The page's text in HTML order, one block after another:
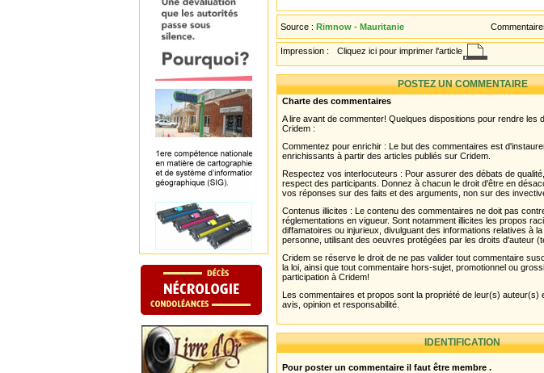
Source : Rimnow - Mauritanie
Impression : Cliquez ici pour imprimer l'article
POSTEZ UN COMMENTAIRE
Charte des commentaires
A lire avant de commenter! Quelques dispositions pour rendre les
Cridem :
Commentez pour enrichir : Le but des commentaires est
enrichissants à partir des articles publiés sur Cridem.
Respectez vos interlocuteurs : Pour assurer des débats de
respect des participants. Donnez à chacun le droit d'être en
vos réponses sur des faits et des arguments, non sur des
Contenus illicites : Le contenu des commentaires ne doit pas
réglementations en vigueur. Sont notamment illicites les propos
diffamatoires ou injurieux, divulguant des informations relatives à
personne, utilisant des oeuvres protégées par les droits d'auteur
Cridem se réserve le droit de ne pas valider tout commentaire
la loi, ainsi que tout commentaire hors-sujet, promotionnel ou
participation à Cridem!
Les commentaires et propos sont la propriété de leur(s) auteur(s)
avis, opinion et responsabilité.
IDENTIFICATION
Pour poster un commentaire il faut être membre .